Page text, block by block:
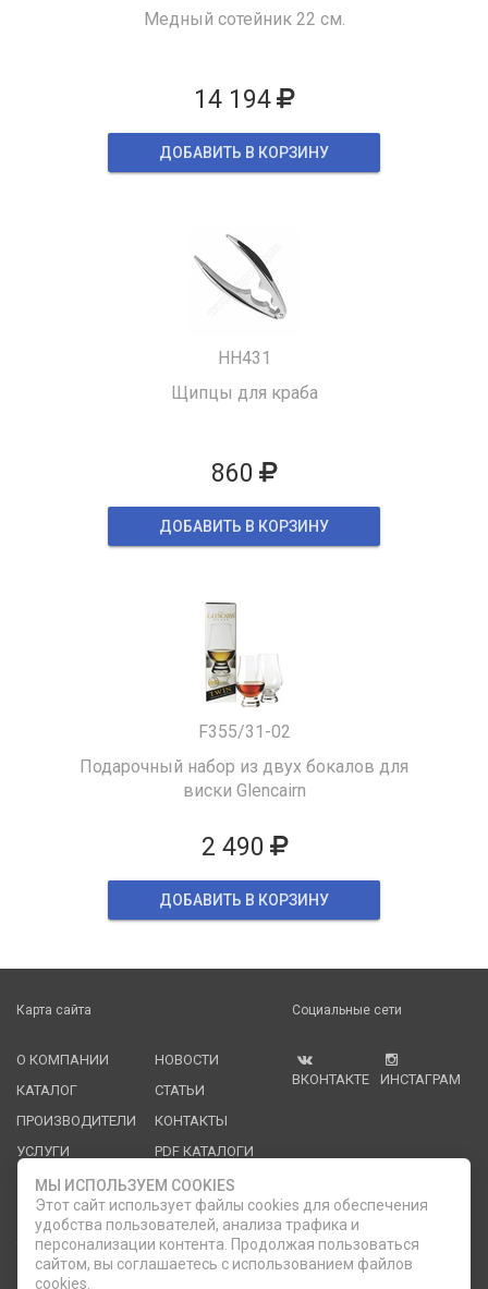
Медный сотейник 22 см.
14 194
ДОБАВИТЬ В КОРЗИНУ
HH431
Щипцы для краба
860
ДОБАВИТЬ В КОРЗИНУ
F355/31-02
Подарочный набор из двух бокалов для
виски Glencairn
2 490
ДОБАВИТЬ В КОРЗИНУ
Карта сайта
О КОМПАНИИ
КАТАЛОГ
ПРОИЗВОДИТЕЛИ
УСЛУГИ
НОВОСТИ
СТАТЬИ
КОНТАКТЫ
PDF КАТАЛОГИ
ОПЛАТА И
ДОСТАВКА
Социальные сети
ВКОНТАКТЕ ИНСТАГРАМ
Служба клиентской поддержки
МЫ ИСПОЛЬЗУЕМ COOKIES
Этот сайт использует файлы cookies для обеспечения
удобства пользователей, анализа трафика и
персонализации контента. Продолжая пользоваться
сайтом, вы соглашаетесь с использованием файлов
cookies.